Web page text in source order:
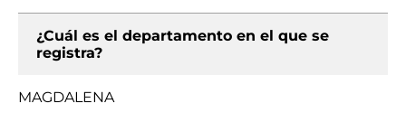
¿Cuál es el departamento en el que se
registra?
MAGDALENA